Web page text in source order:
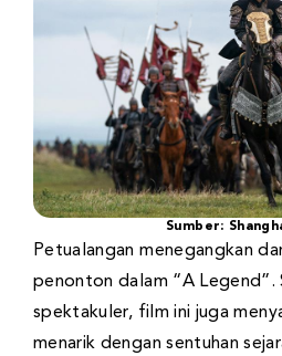
Sumber:
Petualangan menegangkan
penonton dalam “A Legend”.
spektakuler, film ini juga
menarik dengan sentuhan